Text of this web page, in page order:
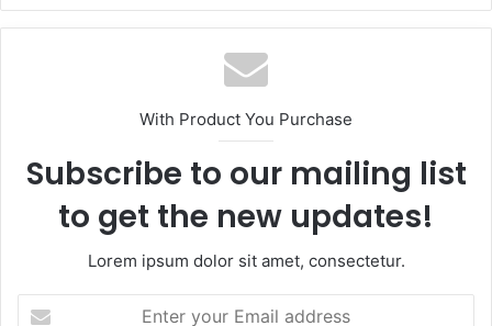
With Product You Purchase
Subscribe to our mailing list
to get the new updates!
Lorem ipsum dolor sit amet, consectetur.